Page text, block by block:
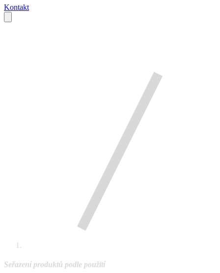
Kontakt
Seřazení produktů podle použití